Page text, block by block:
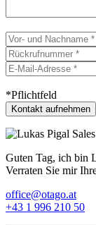
*Pflichtfeld
Guten Tag, ich bin
Verraten Sie mir
office@otago.at
+43 1 996 210 50